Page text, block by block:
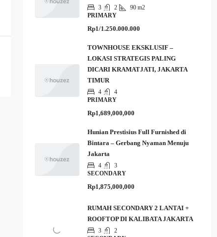
3 2
90 m2
PRIMARY
Rp1/1.250.000.000
TOWNHOUSE EKSKLUSIF –
LOKASI STRATEGIS PALING
DICARI KRAMATJATI, JAKARTA
TIMUR
4
4
PRIMARY
Rp1,689,000,000
Hunian Prestisius Full Furnished di
Bintara – Gerbang Nyaman Menuju
Jakarta
4
3
SECONDARY
Rp1,875,000,000
RUMAH SECONDARY 2 LANTAI +
ROOFTOP DI KALIBATA JAKARTA
3
2